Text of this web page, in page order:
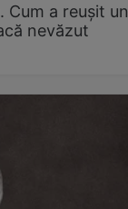
Cum a reușit un
nevăzut